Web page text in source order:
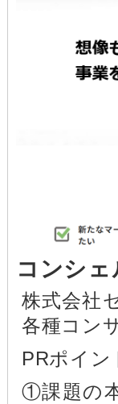
コンシェ
株式会社
各種コン
PRポイン
①課題の